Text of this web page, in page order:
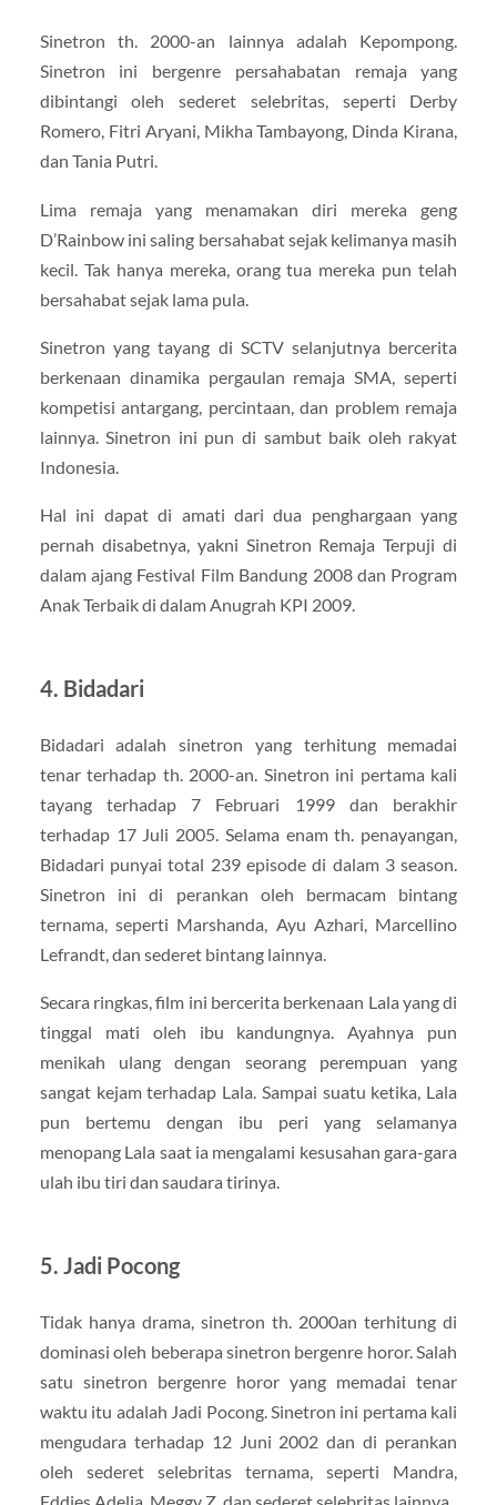
Sinetron th. 2000-an lainnya adalah Kepompong.
Sinetron ini bergenre persahabatan remaja yang
dibintangi oleh sederet selebritas, seperti Derby
Romero, Fitri Aryani, Mikha Tambayong, Dinda Kirana,
dan Tania Putri.
Lima remaja yang menamakan diri mereka geng
D’Rainbow ini saling bersahabat sejak kelimanya masih
kecil. Tak hanya mereka, orang tua mereka pun telah
bersahabat sejak lama pula.
Sinetron yang tayang di SCTV selanjutnya bercerita
berkenaan dinamika pergaulan remaja SMA, seperti
kompetisi antargang, percintaan, dan problem remaja
lainnya. Sinetron ini pun di sambut baik oleh rakyat
Indonesia.
Hal ini dapat di amati dari dua penghargaan yang
pernah disabetnya, yakni Sinetron Remaja Terpuji di
dalam ajang Festival Film Bandung 2008 dan Program
Anak Terbaik di dalam Anugrah KPI 2009.
4. Bidadari
Bidadari adalah sinetron yang terhitung memadai
tenar terhadap th. 2000-an. Sinetron ini pertama kali
tayang terhadap 7 Februari 1999 dan berakhir
terhadap 17 Juli 2005. Selama enam th. penayangan,
Bidadari punyai total 239 episode di dalam 3 season.
Sinetron ini di perankan oleh bermacam bintang
ternama, seperti Marshanda, Ayu Azhari, Marcellino
Lefrandt, dan sederet bintang lainnya.
Secara ringkas, film ini bercerita berkenaan Lala yang di
tinggal mati oleh ibu kandungnya. Ayahnya pun
menikah ulang dengan seorang perempuan yang
sangat kejam terhadap Lala. Sampai suatu ketika, Lala
pun bertemu dengan ibu peri yang selamanya
menopang Lala saat ia mengalami kesusahan gara-gara
ulah ibu tiri dan saudara tirinya.
5. Jadi Pocong
Tidak hanya drama, sinetron th. 2000an terhitung di
dominasi oleh beberapa sinetron bergenre horor. Salah
satu sinetron bergenre horor yang memadai tenar
waktu itu adalah Jadi Pocong. Sinetron ini pertama kali
mengudara terhadap 12 Juni 2002 dan di perankan
oleh sederet selebritas ternama, seperti Mandra,